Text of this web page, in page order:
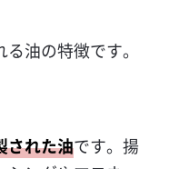
油の特徴です。
された油です。揚